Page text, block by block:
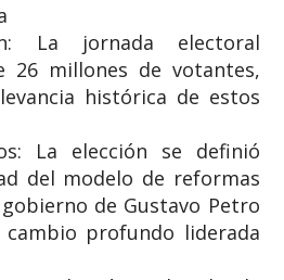
La jornada electoral
26 millones de votantes,
histórica de estos
La elección se definió
del modelo de reformas
de Gustavo Petro
profundo liderada